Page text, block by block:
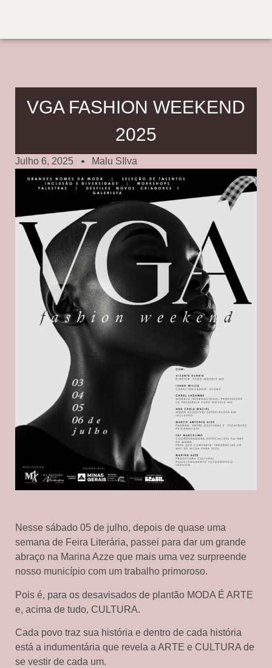
VGA FASHION WEEKEND
2025
Julho 6, 2025 Malu SIlva
Nesse sábado 05 de julho, depois de quase uma
semana de Feira Literária, passei para dar um grande
abraço na Marina Azze que mais uma vez surpreende
nosso município com um trabalho primoroso.
Pois é, para os desavisados de plantão MODA É ARTE
e, acima de tudo, CULTURA.
Cada povo traz sua história e dentro de cada história
está a indumentária que revela a ARTE e CULTURA de
se vestir de cada um.